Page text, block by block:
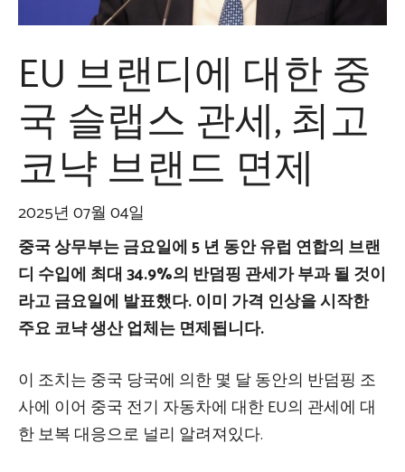
EU 브랜디에 대한 중
국 슬랩스 관세, 최고
코냑 브랜드 면제
2025년 07월 04일
중국 상무부는 금요일에 5 년 동안 유럽 연합의 브랜
디 수입에 최대 34.9%의 반덤핑 관세가 부과 될 것이
라고 금요일에 발표했다. 이미 가격 인상을 시작한
주요 코냑 생산 업체는 면제됩니다.
이 조치는 중국 당국에 의한 몇 달 동안의 반덤핑 조
사에 이어 중국 전기 자동차에 대한 EU의 관세에 대
한 보복 대응으로 널리 알려져있다.